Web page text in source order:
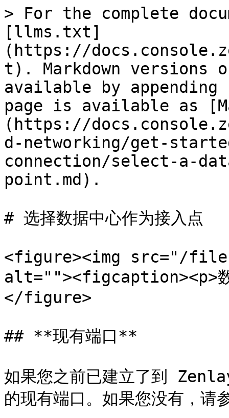
> For the complete
[llms.txt]
(https://
t). Markdown versions
available by
page is available as
(https://
d-networking/get-
connection/select-a-
point.md).
# 选择数据中心作为接入点
<figure><img src="/files/
alt=""><figcaption><p>
</figure>
## **现有端口**
如果您之前已建立了到
的现有端口。如果您没有，请